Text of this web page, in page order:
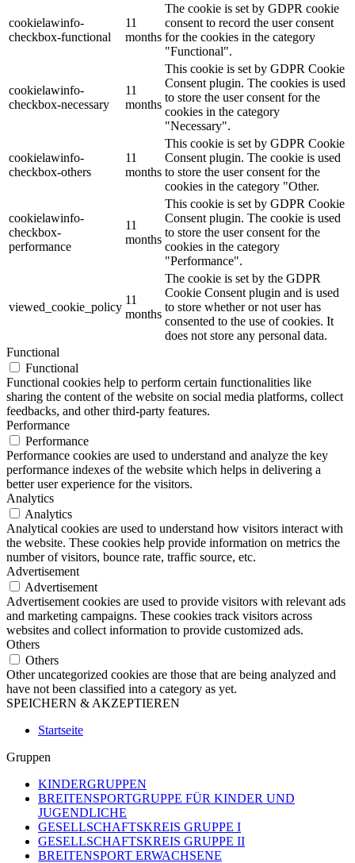
cookielawinfo-
checkbox-functional
11
months
The cookie is set by GDPR cookie
consent to record the user consent
for the cookies in the category
"Functional".
cookielawinfo-
checkbox-necessary
11
months
This cookie is set by GDPR Cookie
Consent plugin. The cookies is used
to store the user consent for the
cookies in the category
"Necessary".
cookielawinfo-
checkbox-others
11
months
This cookie is set by GDPR Cookie
Consent plugin. The cookie is used
to store the user consent for the
cookies in the category "Other.
cookielawinfo-
checkbox-
performance
11
months
This cookie is set by GDPR Cookie
Consent plugin. The cookie is used
to store the user consent for the
cookies in the category
"Performance".
viewed_cookie_policy
11
months
The cookie is set by the GDPR
Cookie Consent plugin and is used
to store whether or not user has
consented to the use of cookies. It
does not store any personal data.
Functional
Functional
Functional cookies help to perform certain functionalities like
sharing the content of the website on social media platforms, collect
feedbacks, and other third-party features.
Performance
Performance
Performance cookies are used to understand and analyze the key
performance indexes of the website which helps in delivering a
better user experience for the visitors.
Analytics
Analytics
Analytical cookies are used to understand how visitors interact with
the website. These cookies help provide information on metrics the
number of visitors, bounce rate, traffic source, etc.
Advertisement
Advertisement
Advertisement cookies are used to provide visitors with relevant ads
and marketing campaigns. These cookies track visitors across
websites and collect information to provide customized ads.
Others
Others
Other uncategorized cookies are those that are being analyzed and
have not been classified into a category as yet.
SPEICHERN & AKZEPTIEREN
Startseite
Gruppen
KINDERGRUPPEN
BREITENSPORTGRUPPE FÜR KINDER UND
JUGENDLICHE
GESELLSCHAFTSKREIS GRUPPE I
GESELLSCHAFTSKREIS GRUPPE II
BREITENSPORT ERWACHSENE